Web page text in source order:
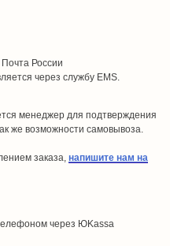
России
через службу EMS.
менеджер для подтверждения
же возможности самовывоза.
заказа, напишите нам на
через ЮKassa